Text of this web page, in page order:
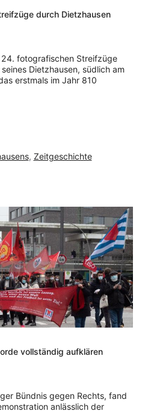
durch Dietzhausen
24. fotografischen Streifzüge
Dietzhausen, südlich am
erstmals im Jahr 810
, Zeitgeschichte
vollständig aufklären
Bündnis gegen Rechts, fand
anlässlich der